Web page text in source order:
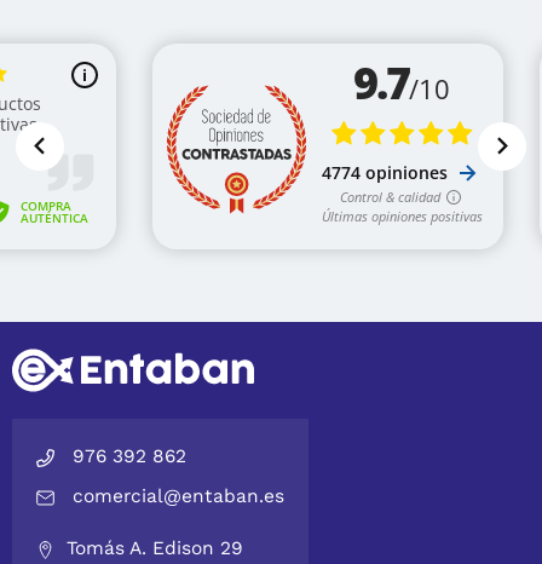
976 392 862
comercial@entaban.es
Tomás A. Edison 29